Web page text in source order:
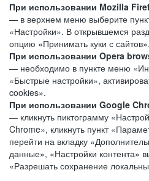
При использовании Mozilla
— в верхнем меню выберите
«Настройки». В открывшемся
опцию «Принимать куки с сайтов».
При использовании Opera
— необходимо в пункте меню
«Быстрые настройки»,
cookies».
При использовании Google
— кликнуть пиктограмму
Chrome», кликнуть пункт
перейти на вкладку
данные», «Настройки контента»
«Разрешать сохранение